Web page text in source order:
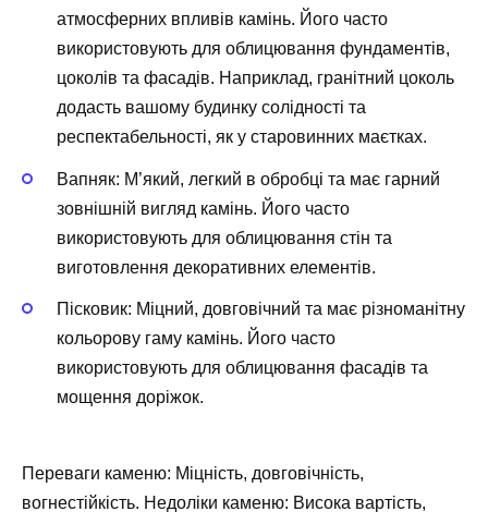
атмосферних впливів камінь. Його часто
використовують для облицювання фундаментів,
цоколів та фасадів. Наприклад, гранітний цоколь
додасть вашому будинку солідності та
респектабельності, як у старовинних маєтках.
Вапняк: М’який, легкий в обробці та має гарний
зовнішній вигляд камінь. Його часто
використовують для облицювання стін та
виготовлення декоративних елементів.
Пісковик: Міцний, довговічний та має різноманітну
кольорову гаму камінь. Його часто
використовують для облицювання фасадів та
мощення доріжок.
Переваги каменю: Міцність, довговічність,
вогнестійкість. Недоліки каменю: Висока вартість,